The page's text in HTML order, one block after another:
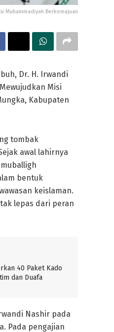
Muhammadiyah Berkemajuan
Dr. H. Irwandi
Misi
Kabupaten
tombak
awal lahirnya
bentuk
keislaman.
lepas dari peran
40 Paket Kado
dan Duafa
Nashir pada
Pada pengajian